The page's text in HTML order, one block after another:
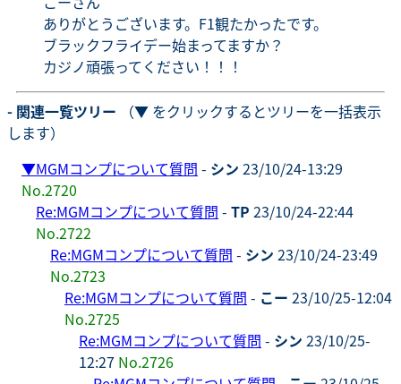
ありがとうございます。F1観たかったです。
ブラックフライデー始まってますか？
カジノ頑張ってください！！！
- 関連一覧ツリー （▼ をクリックするとツリーを一括表示
します）
▼MGMコンプについて質問 - シン 23/10/24-13:29
No.2720
Re:MGMコンプについて質問 - TP 23/10/24-22:44
No.2722
Re:MGMコンプについて質問 - シン 23/10/24-23:49
No.2723
Re:MGMコンプについて質問 - こー 23/10/25-12:04
No.2725
Re:MGMコンプについて質問 - シン 23/10/25-
12:27 No.2726